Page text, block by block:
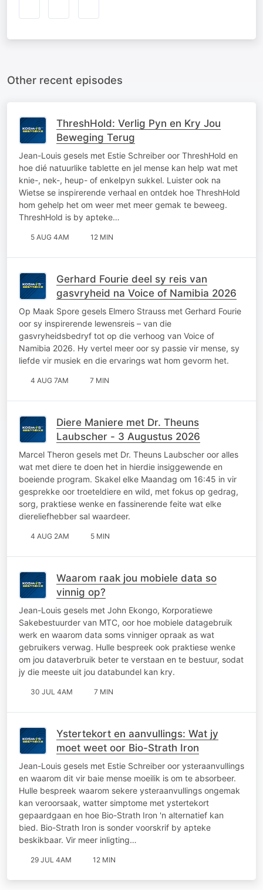
Other recent episodes
ThreshHold: Verlig Pyn en Kry Jou
Beweging Terug
Jean-Louis gesels met Estie Schreiber oor ThreshHold en
hoe dié natuurlike tablette en jel mense kan help wat met
knie-, nek-, heup- of enkelpyn sukkel. Luister ook na
Wietse se inspirerende verhaal en ontdek hoe ThreshHold
hom gehelp het om weer met meer gemak te beweeg.
ThreshHold is by apteke…
5 AUG 4AM 12 MIN
Gerhard Fourie deel sy reis van
gasvryheid na Voice of Namibia 2026
Op Maak Spore gesels Elmero Strauss met Gerhard Fourie
oor sy inspirerende lewensreis – van die
gasvryheidsbedryf tot op die verhoog van Voice of
Namibia 2026. Hy vertel meer oor sy passie vir mense, sy
liefde vir musiek en die ervarings wat hom gevorm het.
4 AUG 7AM 7 MIN
Diere Maniere met Dr. Theuns
Laubscher - 3 Augustus 2026
Marcel Theron gesels met Dr. Theuns Laubscher oor alles
wat met diere te doen het in hierdie insiggewende en
boeiende program. Skakel elke Maandag om 16:45 in vir
gesprekke oor troeteldiere en wild, met fokus op gedrag,
sorg, praktiese wenke en fassinerende feite wat elke
diereliefhebber sal waardeer.
4 AUG 2AM 5 MIN
Waarom raak jou mobiele data so
vinnig op?
Jean-Louis gesels met John Ekongo, Korporatiewe
Sakebestuurder van MTC, oor hoe mobiele datagebruik
werk en waarom data soms vinniger opraak as wat
gebruikers verwag. Hulle bespreek ook praktiese wenke
om jou dataverbruik beter te verstaan en te bestuur, sodat
jy die meeste uit jou databundel kan kry.
30 JUL 4AM 7 MIN
Ystertekort en aanvullings: Wat jy
moet weet oor Bio-Strath Iron
Jean-Louis gesels met Estie Schreiber oor ysteraanvullings
en waarom dit vir baie mense moeilik is om te absorbeer.
Hulle bespreek waarom sekere ysteraanvullings ongemak
kan veroorsaak, watter simptome met ystertekort
gepaardgaan en hoe Bio-Strath Iron 'n alternatief kan
bied. Bio-Strath Iron is sonder voorskrif by apteke
beskikbaar. Vir meer inligting…
29 JUL 4AM 12 MIN